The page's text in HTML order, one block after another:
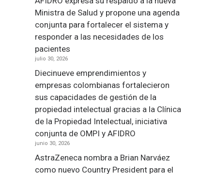
Ministra de Salud y propone una agenda
conjunta para fortalecer el sistema y
responder a las necesidades de los
pacientes
julio 30, 2026
Diecinueve emprendimientos y
empresas colombianas fortalecieron
sus capacidades de gestión de la
propiedad intelectual gracias a la Clínica
de la Propiedad Intelectual, iniciativa
conjunta de OMPI y AFIDRO
junio 30, 2026
AstraZeneca nombra a Brian Narváez
como nuevo Country President para el